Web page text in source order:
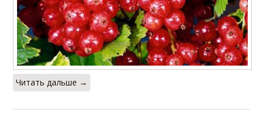
Читать дальше →